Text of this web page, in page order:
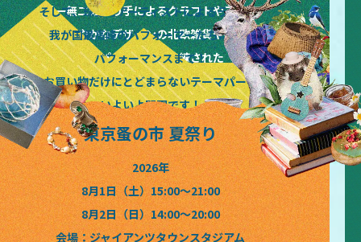
唯一無二の作り手によるクラフトやアート
晴れやかなデザインの北欧雑貨や花々
味もパッケージも洗練された
絶品フードやドリンクなど
そして、珠玉のアーティストによるライブと
我が国最高峰のパフォーマーたちによる
パフォーマンスまで！
お買い物だけにとどまらないテーマパーク
いよいよ開園です！
東京蚤の市 夏祭り
2026年
8月1日（土）15:00〜21:00
8月2日（日）14:00〜20:00
会場：ジャイアンツタウンスタジアム